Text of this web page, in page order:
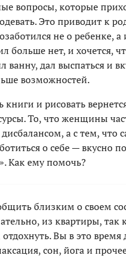
вопросы, которые
Это приводит к
не о ребенке,
больше нет, и хочется,
ванну, дал выспаться и
возможностей.
и рисовать
То, что женщины
а с тем, что
о себе — вкусно
Как ему помочь?
близким о своем
из квартиры,
отдохнуть. Вы в это
сон, йога и